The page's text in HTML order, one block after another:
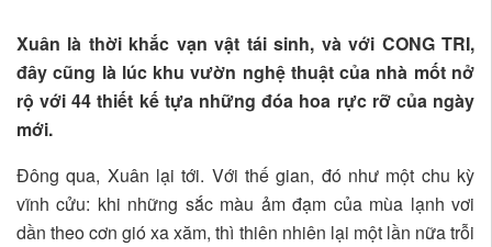
Xuân là thời khắc vạn vật tái sinh, và với CONG TRI,
đây cũng là lúc khu vườn nghệ thuật của nhà mốt nở
rộ với 44 thiết kế tựa những đóa hoa rực rỡ của ngày
mới.
Đông qua, Xuân lại tới. Với thế gian, đó như một chu kỳ
vĩnh cửu: khi những sắc màu ảm đạm của mùa lạnh vơi
dần theo cơn gió xa xăm, thì thiên nhiên lại một lần nữa trỗi